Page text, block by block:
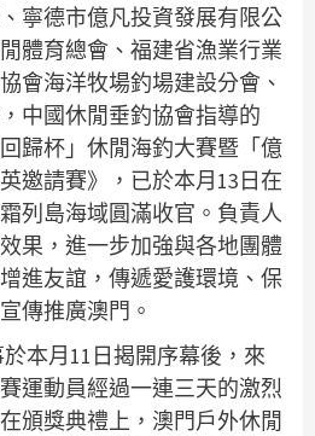
寧德市億凡投資發展有限公
體育總會、福建省漁業行業
會海洋牧場釣場建設分會、
中國休閒垂釣協會指導的
歸杯」休閒海釣大賽暨「億
邀請賽》，已於本月13日在
列島海域圓滿收官。負責人
果，進一步加強與各地團體
進友誼，傳遞愛護環境、保
傳推廣澳門。
本月11日揭開序幕後，來
運動員經過一連三天的激烈
頒獎典禮上，澳門戶外休閒